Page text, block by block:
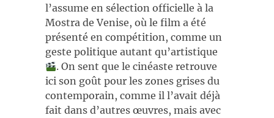
l’assume en sélection officielle à la
Mostra de Venise, où le film a été
présenté en compétition, comme un
geste politique autant qu’artistique
. On sent que le cinéaste retrouve
ici son goût pour les zones grises du
contemporain, comme il l’avait déjà
fait dans d’autres œuvres, mais avec